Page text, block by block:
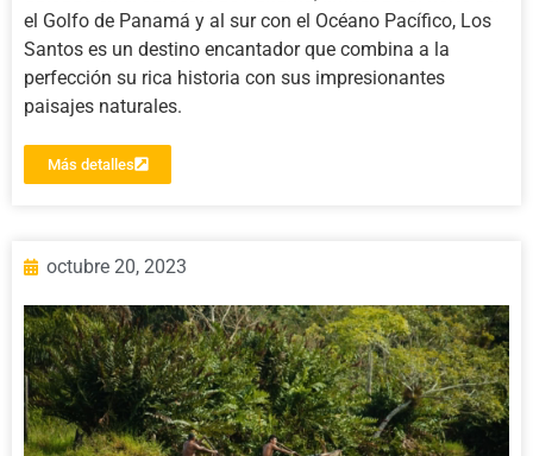
el Golfo de Panamá y al sur con el Océano Pacífico, Los
Santos es un destino encantador que combina a la
perfección su rica historia con sus impresionantes
paisajes naturales.
Más detalles
octubre 20, 2023